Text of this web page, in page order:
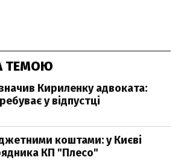
ТЕМОЮ
Кириленку адвоката:
у відпустці
коштами: у Києві
КП "Плесо"